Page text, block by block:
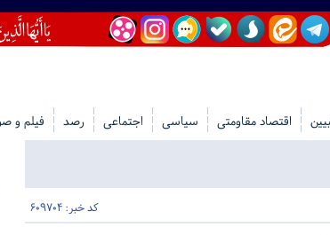
اقتصاد مقاومتی سیاسی اجتماعی رصد فیلم و
کد خبر: 609704